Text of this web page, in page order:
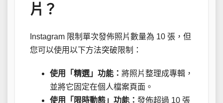
片？
Instagram 限制單次發佈照片數量為 10 張，但
您可以使用以下方法突破限制：
使用「精選」功能： 將照片整理成專輯，
並將它固定在個人檔案頁面。
使用「限時動態」功能： 發佈超過 10 張